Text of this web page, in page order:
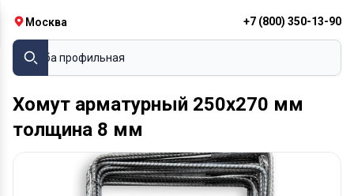
Москва +7 (800) 350-13-90
Труба профильная
Хомут арматурный 250х270 мм
толщина 8 мм